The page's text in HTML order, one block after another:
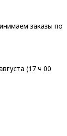
заказы по
(17 ч 00